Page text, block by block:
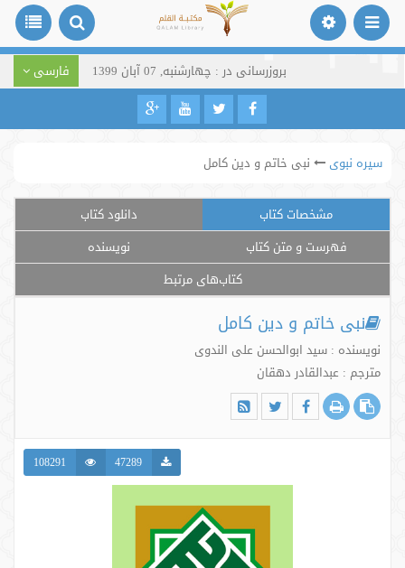
بروزرسانی در : چهارشنبه, 07 آبان 1399 فارسی
سیره نبوی نبی خاتم و دین کامل
مشخصات کتاب
دانلود کتاب
فهرست و متن کتاب
نویسنده
کتاب‌های مرتبط
نبی خاتم و دین کامل
نویسنده : سید ابوالحسن علی الندوی
مترجم : عبدالقادر دهقان
47289
108291